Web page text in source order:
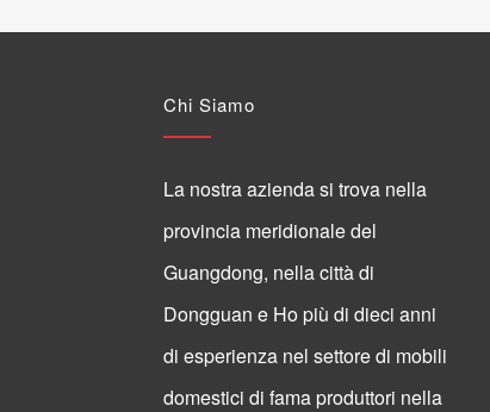
Chi Siamo
La nostra azienda si trova nella
provincia meridionale del
Guangdong, nella città di
Dongguan e Ho più di dieci anni
di esperienza nel settore di mobili
domestici di fama produttori nella